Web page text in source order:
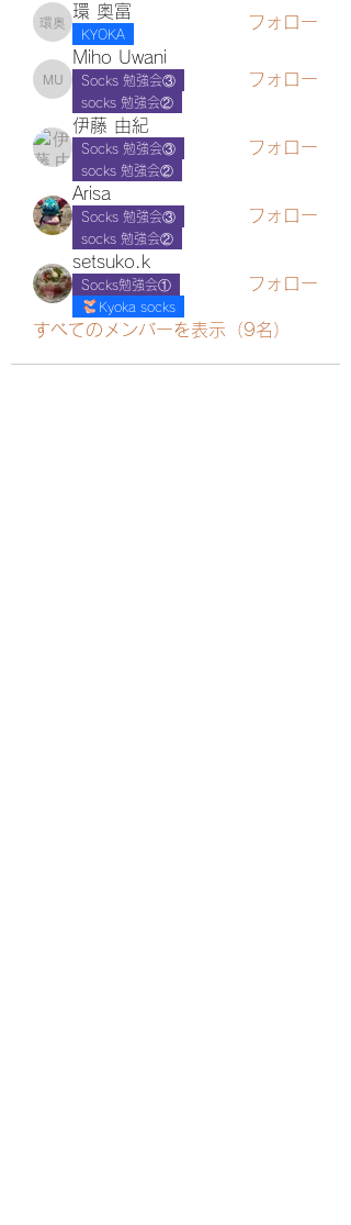
環 奥富
環 奥富
KYOKA
フォロー
Miho Uwani
Miho Uwani
Socks 勉強会③
socks 勉強会②
フォロー
伊藤 由紀
Socks 勉強会③
socks 勉強会②
フォロー
Arisa
Socks 勉強会③
socks 勉強会②
フォロー
setsuko.k
Socks勉強会①
Kyoka socks
フォロー
すべてのメンバーを表示（9名）